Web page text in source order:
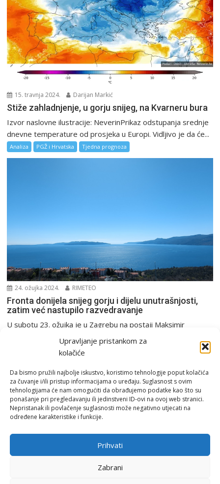
Upravljanje pristankom za
kolačiće
Da bismo pružili najbolje iskustvo, koristimo tehnologije poput kolačića
za čuvanje i/ili pristup informacijama o uređaju. Suglasnost s ovim
tehnologijama će nam omogućiti da obrađujemo podatke kao što su
ponašanje pri pregledavanju ili jedinstveni ID-ovi na ovoj web stranici.
Nepristanak ili povlačenje suglasnosti može negativno utjecati na
određene karakteristike i funkcije.
Prihvati
Zabrani
15. travnja 2024. Darijan Markić
Stiže zahladnjenje, u gorju snijeg, na Kvarneru bura
Izvor naslovne ilustracije: NeverinPrikaz odstupanja srednje
dnevne temperature od prosjeka u Europi. Vidljivo je da će...
Analiza PGŽ i Hrvatska Tjedna prognoza
24. ožujka 2024. RIMETEO
Fronta donijela snijeg gorju i dijelu unutrašnjosti,
zatim već nastupilo razvedravanje
U subotu 23. ožujka je u Zagrebu na postaji Maksimir
izmjerena najviša dnevna temperatura od čak...
Email: rimeteoATyahoo.com
Politika privatnosti